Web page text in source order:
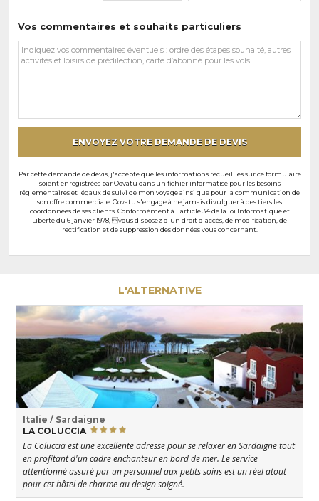
Vos commentaires et souhaits particuliers
Vos
commentaires
ENVOYEZ VOTRE DEMANDE DE DEVIS
Par cette demande de devis, j'accepte que les informations recueillies sur ce formulaire
soient enregistrées par Oovatu dans un fichier informatisé pour les besoins
réglementaires et légaux de suivi de mon voyage ainsi que pour la communication de
son offre commerciale. Oovatu s'engage à ne jamais divulguer à des tiers les
coordonnées de ses clients. Conformément à l'article 34 de la loi Informatique et
Liberté du 6 janvier 1978, vous disposez d'un droit d'accès, de modification, de
rectification et de suppression des données vous concernant.
L'ALTERNATIVE
Italie / Sardaigne
LA COLUCCIA
La Coluccia est une excellente adresse pour se relaxer en Sardaigne tout
en profitant d'un cadre enchanteur en bord de mer. Le service
attentionné assuré par un personnel aux petits soins est un réel atout
pour cet hôtel de charme au design soigné.